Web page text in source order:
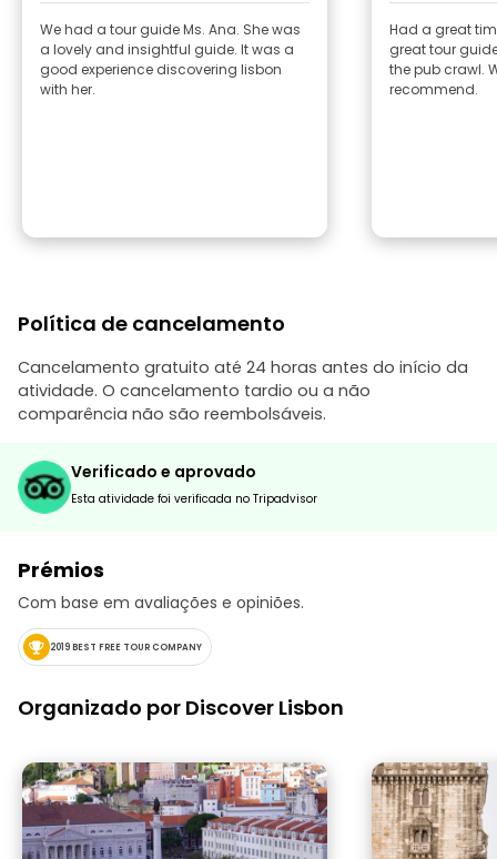
We had a tour guide Ms. Ana. She was
a lovely and insightful guide. It was a
good experience discovering lisbon
with her.
Had a great
great tour
the pub crawl.
recommend.
Política de cancelamento
Cancelamento gratuito até 24 horas antes do início da
atividade. O cancelamento tardio ou a não
comparência não são reembolsáveis.
Verificado e aprovado
Esta atividade foi verificada no Tripadvisor
Prémios
Com base em avaliações e opiniões.
2019 BEST FREE TOUR COMPANY
Organizado por Discover Lisbon